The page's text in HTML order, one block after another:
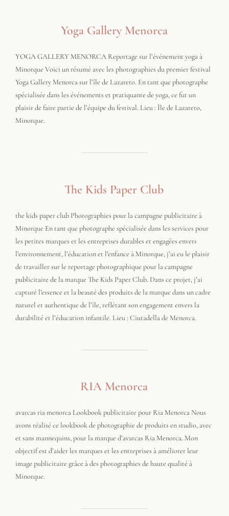
Yoga Gallery Menorca
YOGA GALLERY MENORCA Reportage sur l’événement yoga à
Minorque Voici un résumé avec les photographies du premier festival
Yoga Gallery Menorca sur l’île de Lazareto. En tant que photographe
spécialisée dans les événements et pratiquante de yoga, ce fut un
plaisir de faire partie de l’équipe du festival. Lieu : Île de Lazareto,
Minorque.
The Kids Paper Club
the kids paper club Photographies pour la campagne publicitaire à
Minorque En tant que photographe spécialisée dans les services pour
les petites marques et les entreprises durables et engagées envers
l’environnement, l’éducation et l’enfance à Minorque, j’ai eu le plaisir
de travailler sur le reportage photographique pour la campagne
publicitaire de la marque The Kids Paper Club. Dans ce projet, j’ai
capturé l’essence et la beauté des produits de la marque dans un cadre
naturel et authentique de l’île, reflétant son engagement envers la
durabilité et l’éducation infantile. Lieu : Ciutadella de Menorca.
RIA Menorca
avarcas ria menorca Lookbook publicitaire pour Ria Menorca Nous
avons réalisé ce lookbook de photographie de produits en studio, avec
et sans mannequins, pour la marque d’avarcas Ria Menorca. Mon
objectif est d’aider les marques et les entreprises à améliorer leur
image publicitaire grâce à des photographies de haute qualité à
Minorque.